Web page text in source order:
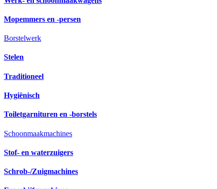
Mopemmers en -persen
Borstelwerk
Stelen
Traditioneel
Hygiënisch
Toiletgarnituren en -borstels
Schoonmaakmachines
Stof- en waterzuigers
Schrob-/Zuigmachines